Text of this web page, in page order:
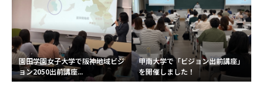
園田学園女子大学で阪神地域ビジ
ョン2050出前講座...
甲南大学で「ビジョン出前講座」
を開催しました！